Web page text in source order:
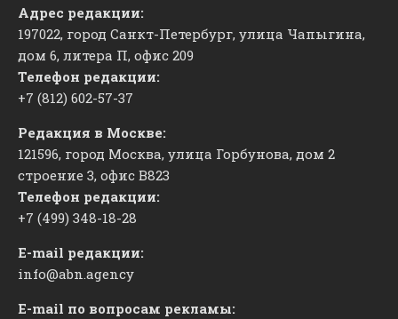
Адрес редакции:
197022, город Санкт-Петербург, улица Чапыгина,
дом 6, литера П, офис 209
Телефон редакции:
+7 (812) 602-57-37
Редакция в Москве:
121596, город Москва, улица Горбунова, дом 2
строение 3, офис ​В823
Телефон редакции:
+7 (499) 348-18-28
E-mail редакции:
info@abn.agency
E-mail по вопросам рекламы: